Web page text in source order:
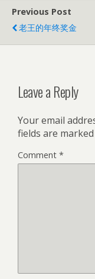
Previous Post
老王的年终奖金
Leave a Reply
Your email
fields are marked
Comment *